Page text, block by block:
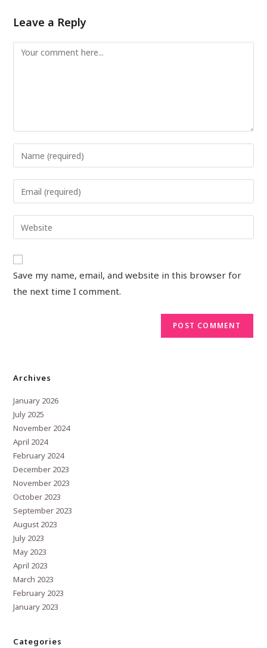
Leave a Reply
Save my name, email, and website in this browser for
the next time I comment.
Archives
January 2026
July 2025
November 2024
April 2024
February 2024
December 2023
November 2023
October 2023
September 2023
August 2023
July 2023
May 2023
April 2023
March 2023
February 2023
January 2023
Categories